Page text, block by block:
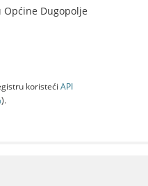
Dugopolje
koristeći API
).